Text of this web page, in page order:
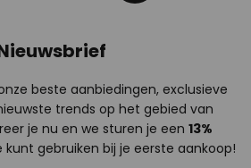
beste aanbiedingen, exclusieve
trends op het gebied van
je nu en we sturen je een 13%
gebruiken bij je eerste aankoop!